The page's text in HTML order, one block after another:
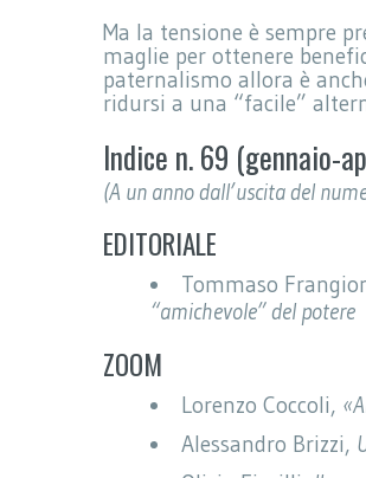
Ma la tensione è sempre
maglie per ottenere
paternalismo allora è
ridursi a una “facile”
Indice n. 69 (gennaio-
(A un anno dall’uscita del
EDITORIALE
Tommaso
“amichevole” del potere
ZOOM
Lorenzo Coccoli,
Alessandro Brizzi,